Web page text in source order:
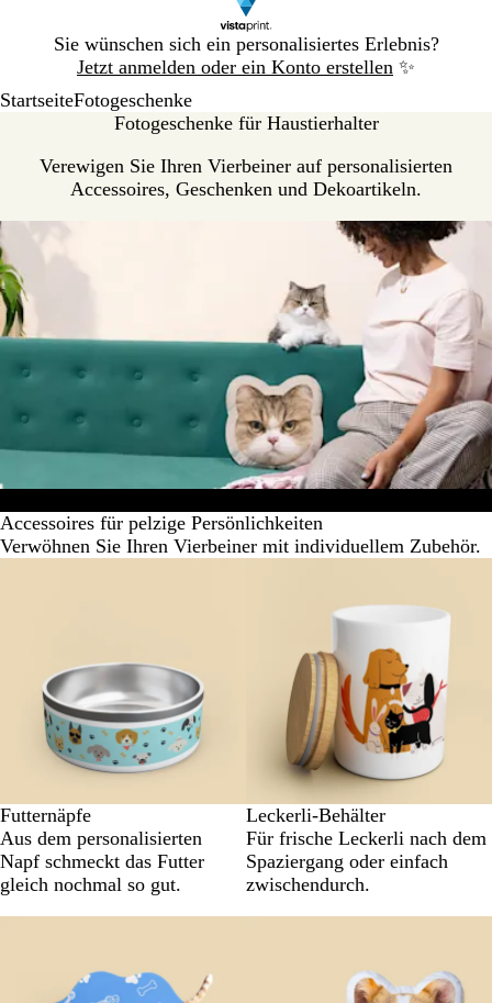
Sie wünschen sich ein personalisiertes Erlebnis?
Jetzt anmelden oder ein Konto erstellen ✨
Galeriebild
1
StartseiteFotogeschenke
Fotogeschenke für Haustierhalter
Verewigen Sie Ihren Vierbeiner auf personalisierten
Accessoires, Geschenken und Dekoartikeln.
Accessoires für pelzige Persönlichkeiten
Verwöhnen Sie Ihren Vierbeiner mit individuellem Zubehör.
Futternäpfe
Aus dem personalisierten
Napf schmeckt das Futter
gleich nochmal so gut.
Leckerli-Behälter
Für frische Leckerli nach dem
Spaziergang oder einfach
zwischendurch.